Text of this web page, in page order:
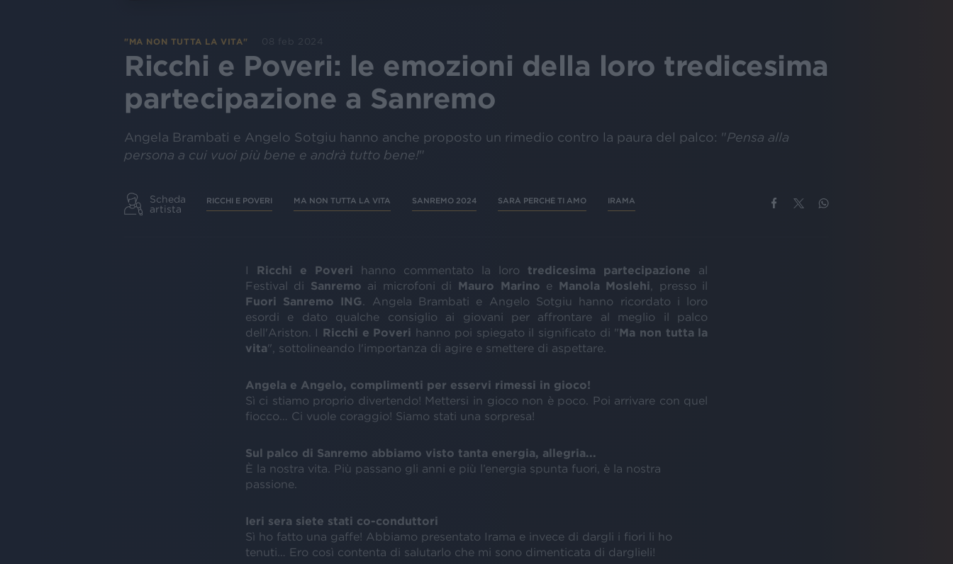
"MA NON TUTTA LA VITA" 08 feb 2024
Ricchi e Poveri: le emozioni della loro tredicesima
partecipazione a Sanremo
Angela Brambati e Angelo Sotgiu hanno anche proposto un rimedio contro la paura del palco: "Pensa alla
persona a cui vuoi più bene e andrà tutto bene!"
Scheda
artista
RICCHI E POVERI MA NON TUTTA LA VITA SANREMO 2024 SARÀ PERCHÈ TI AMO IRAMA
I Ricchi e Poveri hanno commentato la loro tredicesima partecipazione al
Festival di Sanremo ai microfoni di Mauro Marino e Manola Moslehi , presso il
Fuori
Sanremo ING
. Angela Brambati e Angelo Sotgiu hanno ricordato i loro
esordi e dato qualche consiglio ai giovani per affrontare al meglio il palco
dell'Ariston. I Ricchi e Poveri hanno poi spiegato il significato di "Ma non tutta la
vita", sottolineando l'importanza di agire e smettere di aspettare.
Angela e Angelo, complimenti per esservi rimessi in gioco!
Sì ci stiamo proprio divertendo! Mettersi in gioco non è poco. Poi arrivare con quel
fiocco… Ci vuole coraggio! Siamo stati una sorpresa!
Sul palco di Sanremo abbiamo visto tanta energia, allegria...
È la nostra vita. Più passano gli anni e più l’energia spunta fuori, è la nostra
passione.
Ieri sera siete stati co-conduttori
Sì ho fatto una gaffe! Abbiamo presentato Irama e invece di dargli i fiori li ho
tenuti… Ero così contenta di salutarlo che mi sono dimenticata di darglieli!